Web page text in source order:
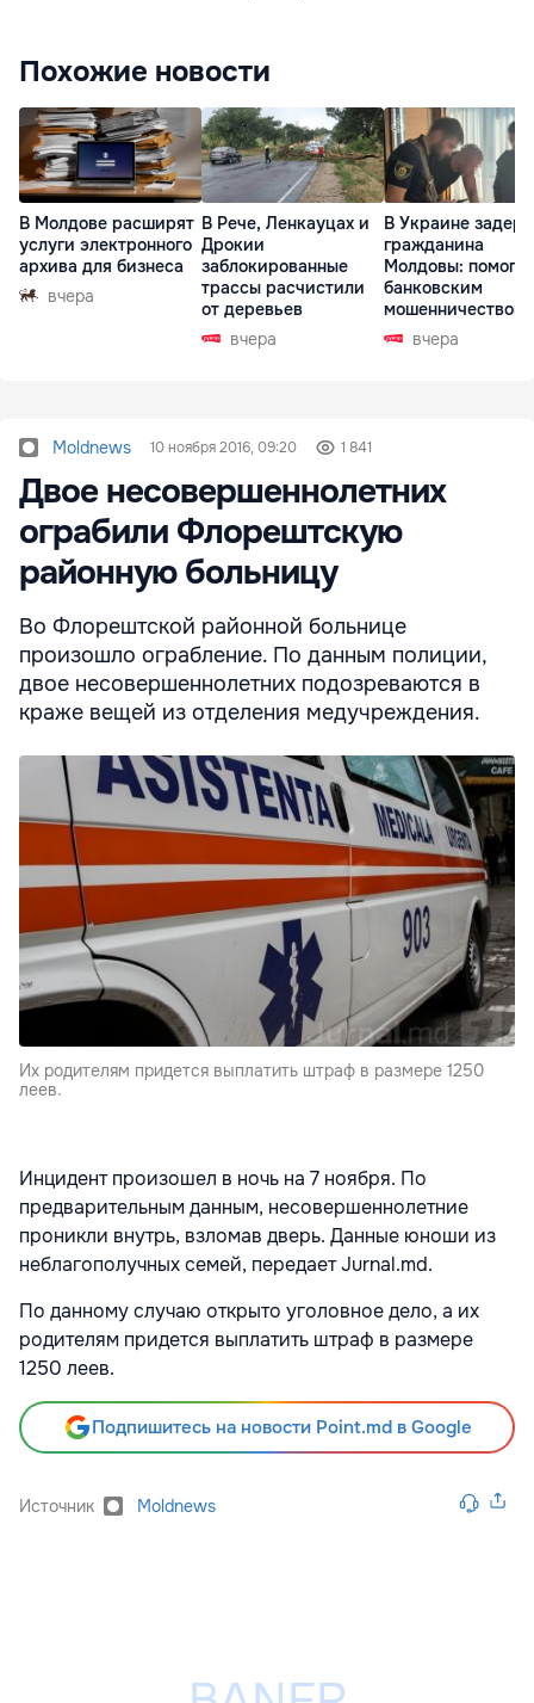
Похожие новости
В Молдове расширят
услуги электронного
архива для бизнеса
вчера
В Рече, Ленкауцах и
Дрокии
заблокированные
трассы расчистили
от деревьев
вчера
В Украине
гражданина
Молдовы:
банковским
мошенничеством
Чехиивчера
Moldnews 10 ноября 2016, 09:20 1 841
Двое несовершеннолетних
ограбили Флорештскую
районную больницу
Во Флорештской районной больнице
произошло ограбление. По данным полиции,
двое несовершеннолетних подозреваются в
краже вещей из отделения медучреждения.
Их родителям придется выплатить штраф в размере 1250
леев.
Инцидент произошел в ночь на 7 ноября. По
предварительным данным, несовершеннолетние
проникли внутрь, взломав дверь. Данные юноши из
неблагополучных семей, передаетJurnal.md.
По данному случаю открыто уголовное дело, а их
родителям придется выплатить штраф в размере
1250 леев.
Подпишитесь на новости Point.md в Google
Источник Moldnews